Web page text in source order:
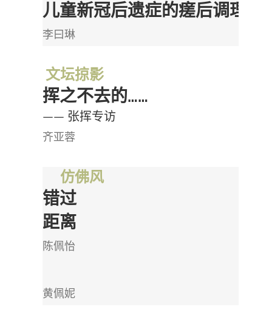
儿童新冠后遗症的瘥后调理
李曰琳
文坛掠影
挥之不去的……
—— 张挥专访
齐亚蓉
仿佛风
错过
距离
陈佩怡
黄佩妮